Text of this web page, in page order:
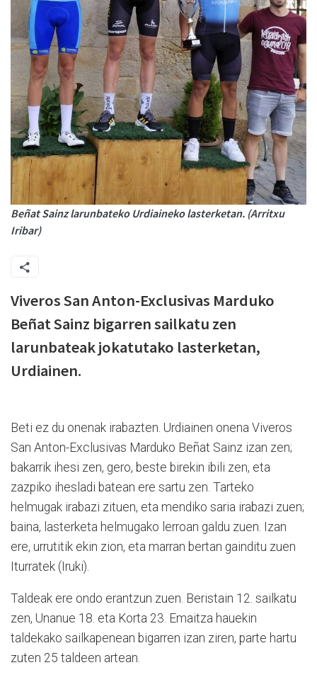
Beñat Sainz larunbateko Urdiaineko lasterketan. (Arritxu
Iribar)
Viveros San Anton-Exclusivas Marduko
Beñat Sainz bigarren sailkatu zen
larunbateak jokatutako lasterketan,
Urdiainen.
Beti ez du onenak irabazten. Urdiainen onena Viveros
San Anton-Exclusivas Marduko Beñat Sainz izan zen;
bakarrik ihesi zen, gero, beste birekin ibili zen, eta
zazpiko ihesladi batean ere sartu zen. Tarteko
helmugak irabazi zituen, eta mendiko saria irabazi zuen;
baina, lasterketa helmugako lerroan galdu zuen. Izan
ere, urrutitik ekin zion, eta marran bertan gainditu zuen
Iturratek (Iruki).
Taldeak ere ondo erantzun zuen. Beristain 12. sailkatu
zen, Unanue 18. eta Korta 23. Emaitza hauekin
taldekako sailkapenean bigarren izan ziren, parte hartu
zuten 25 taldeen artean.